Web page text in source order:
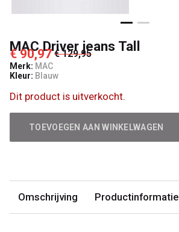
MAC Driver jeans Tall
€ 90,97 € 129,95
Merk: MAC
Kleur: Blauw
Dit product is uitverkocht.
TOEVOEGEN AAN WINKELWAGEN
Omschrijving Productinformatie